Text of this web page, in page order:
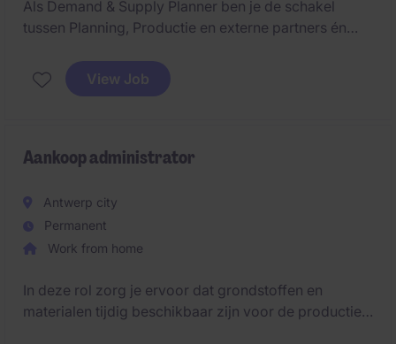
Als Demand & Supply Planner ben je de schakel
tussen Planning, Productie en externe partners én
capaciteit om een stabiele Supply Chain te
garanderen.
View Job
Aankoop administrator
Antwerp city
Permanent
Work from home
In deze rol zorg je ervoor dat grondstoffen en
materialen tijdig beschikbaar zijn voor de productie